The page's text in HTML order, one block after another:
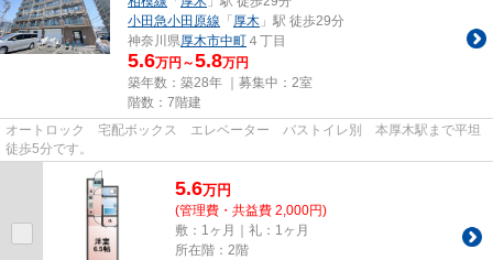
小田急小田原線 「厚木 」駅 徒歩29分
神奈川県厚木市中町 ４丁目
5.6万円～5.8万円
築年数：築28年 ｜募集中： 2室
階数：7階建
オートロック 宅配ボックス エレベーター バストイレ別 本厚木駅まで平坦
徒歩5分です。
5.6万円
(管理費・共益費 2,000円)
敷：1ヶ月｜礼：1ヶ月
所在階：2階